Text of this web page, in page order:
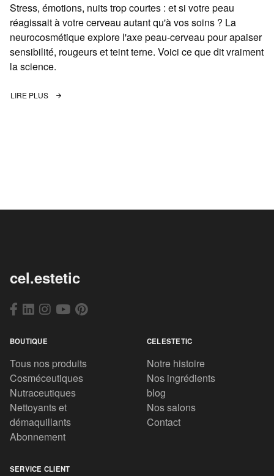
Stress, émotions, nuits trop courtes : et si votre peau
réagissait à votre cerveau autant qu'à vos soins ? La
neurocosmétique explore l'axe peau-cerveau pour apaiser
sensibilité, rougeurs et teint terne. Voici ce que dit vraiment
la science.
LIRE PLUS
cel.estetic
BOUTIQUE
Tous nos produits
Cosméceutiques
Nutraceutiques
Nettoyants et
démaquillants
Abonnement
CELESTETIC
Notre histoire
Nos ingrédients
blog
Nos salons
Contact
SERVICE CLIENT